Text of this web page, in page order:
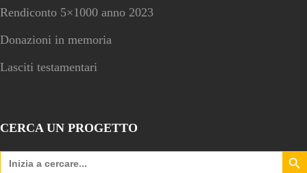
Rendiconto 5×1000 anno 2023
Donazioni in memoria
Lasciti testamentari
CERCA UN PROGETTO
Search
for:
Search